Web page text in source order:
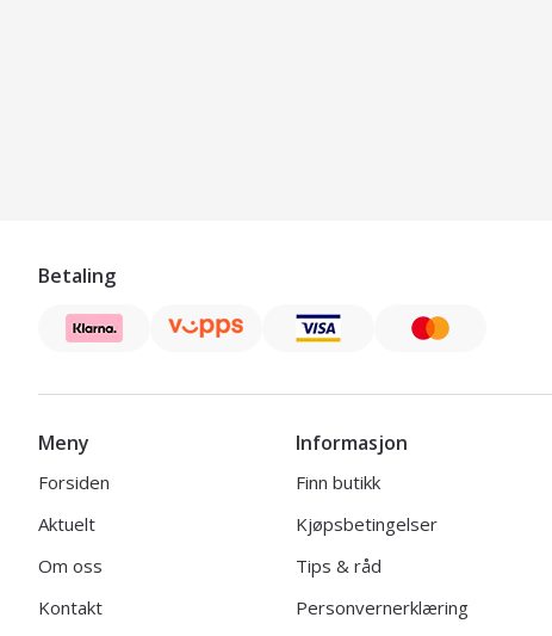
Betaling
Meny
Forsiden
Aktuelt
Om oss
Kontakt
Informasjon
Finn butikk
Kjøpsbetingelser
Tips & råd
Personvernerklæring